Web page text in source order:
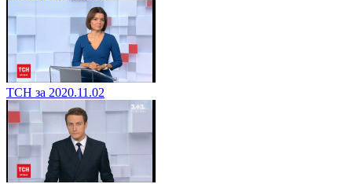
ТСН за 2020.11.02